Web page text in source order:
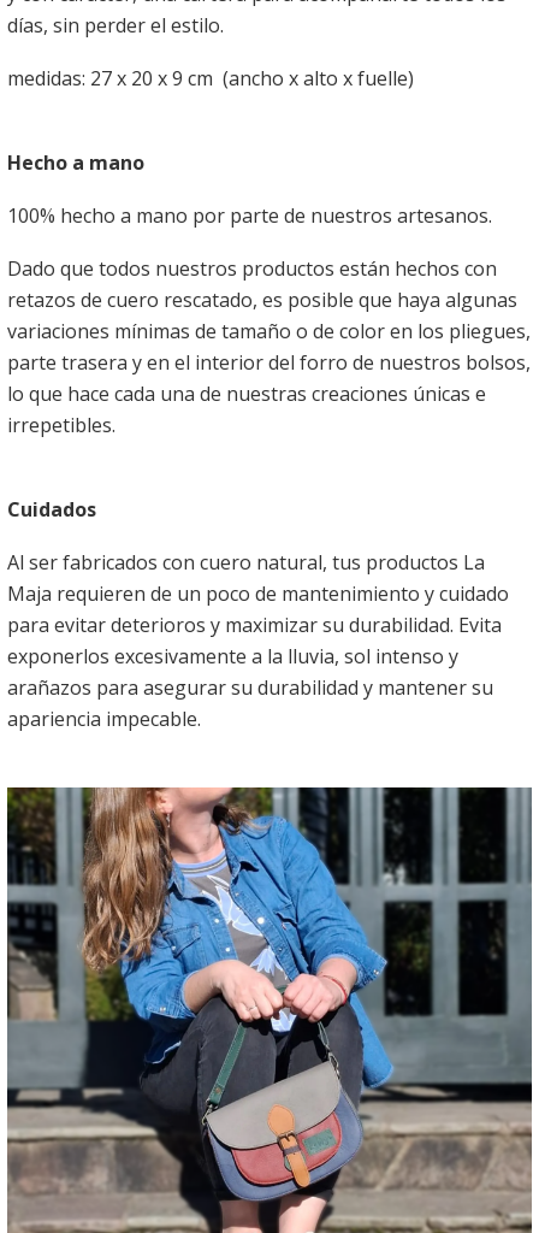
días, sin perder el estilo.
medidas: 27 x 20 x 9 cm (ancho x alto x fuelle)
Hecho a mano
100% hecho a mano por parte de nuestros artesanos.
Dado que todos nuestros productos están hechos con
retazos de cuero rescatado, es posible que haya algunas
variaciones mínimas de tamaño o de color en los pliegues,
parte trasera y en el interior del forro de nuestros bolsos,
lo que hace cada una de nuestras creaciones únicas e
irrepetibles.
Cuidados
Al ser fabricados con cuero natural, tus productos La
Maja requieren de un poco de mantenimiento y cuidado
para evitar deterioros y maximizar su durabilidad. Evita
exponerlos excesivamente a la lluvia, sol intenso y
arañazos para asegurar su durabilidad y mantener su
apariencia impecable.